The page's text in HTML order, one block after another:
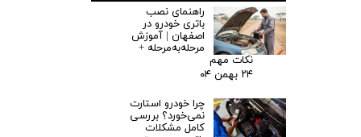
راهنمای نصب
باتری خودرو در
اصفهان | آموزش
مرحله‌به‌مرحله +
نکات مهم
۲۴ بهمن ۰۴
چرا خودرو استارت
نمی‌خورد؟ بررسی
کامل مشکلات